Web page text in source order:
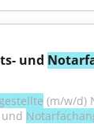
und
(m/w/d)